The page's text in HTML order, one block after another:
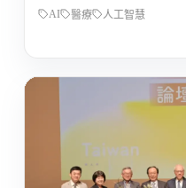
AI 醫療 人工智慧